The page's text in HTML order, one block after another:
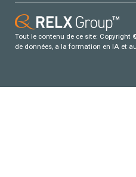
Tout le contenu de ce site: Copyright
de données, a la formation en IA et